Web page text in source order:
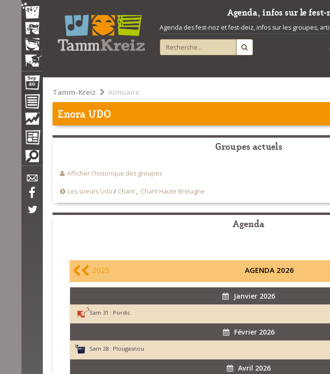
Agenda, infos sur le
Agenda des fest-noz et fest-deiz, infos sur les groupes,
Tamm-Kreiz Annuaire
Enora UDO
Groupes actuels
Afficher l'historique des groupes
Les soeurs Udo / Chant, Chant Haute Bretagne
Agenda
2025 AGENDA 2026
Janvier 2026
Sam 31 : Pordic
Février 2026
Sam 28 : Plougasnou
Avril 2026